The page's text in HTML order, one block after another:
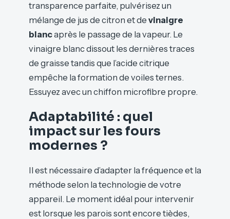
transparence parfaite, pulvérisez un
mélange de jus de citron et de vinaigre
blancaprès le passage de la vapeur. Le
vinaigre blanc dissout les dernières traces
de graisse tandis que l’acide citrique
empêche la formation de voiles ternes.
Essuyez avec un chiffon microfibre propre.
Adaptabilité : quel
impact sur les fours
modernes ?
Il est nécessaire d’adapter la fréquence et la
méthode selon la technologie de votre
appareil. Le moment idéal pour intervenir
est lorsque les parois sont encore tièdes,